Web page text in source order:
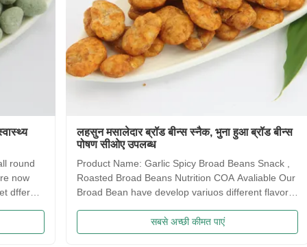
लहसुन मसालेदार ब्रॉड बीन्स स्नैक, भुना हुआ ब्रॉड बीन्स
पोषण सीओए उपलब्ध
Product Name: Garlic Spicy Broad Beans Snack ,
Roasted Broad Beans Nutrition COA Avaliable Our
Broad Bean have develop variuos different flavors
research department, we frist created braod bean
chips in China. Introducing precise frying ...
सबसे अच्छी कीमत पाएं
crispy,